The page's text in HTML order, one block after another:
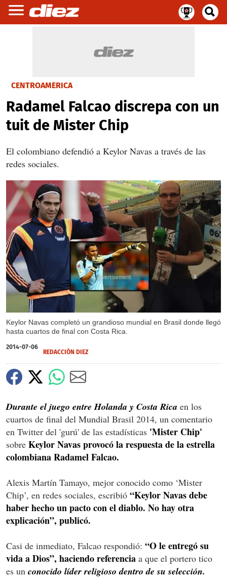
CENTROAMÉRICA
Radamel Falcao discrepa con un
tuit de Mister Chip
El colombiano defendió a Keylor Navas a través de las
redes sociales.
Keylor Navas completó un grandioso mundial en Brasil donde llegó
hasta cuartos de final con Costa Rica.
X
2014-07-06
REDACCIÓN DIEZ
Durante el juego entre Holanda y Costa Rica en los
cuartos de final del Mundial Brasil 2014, un comentario
en Twitter del 'gurú' de las estadísticas 'Mister Chip'
sobre Keylor Navas provocó la respuesta de la estrella
colombiana Radamel Falcao.
Alexis Martín Tamayo, mejor conocido como ‘Mister
Chip’, en redes sociales, escribió “Keylor Navas debe
haber hecho un pacto con el diablo. No hay otra
explicación”, publicó.
Casi de inmediato, Falcao respondió: “O le entregó su
vida a Dios”, haciendo referencia a que el portero tico
es un conocido líder religioso dentro de su selección.